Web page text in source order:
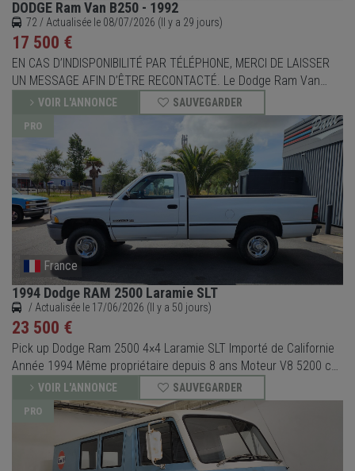
DODGE Ram Van B250 - 1992
72 / Actualisée le 08/07/2026 (Il y a 29 jours)
17 500 €
EN CAS D’INDISPONIBILITÉ PAR TÉLÉPHONE, MERCI DE LAISSER
UN MESSAGE AFIN D’ÊTRE RECONTACTÉ. Le Dodge Ram Van
B250 de 1992 est un van emblématique des années 90,
combinant espace, confort et style américain authentique.
Affichant 127 000 km (non garanti) et doté d’une boîte
automatique avec Overdr
VOIR L'ANNONCE SAUVEGARDER
PRO
France
1994 Dodge RAM 2500 Laramie SLT
/ Actualisée le 17/06/2026 (Il y a 50 jours)
23 500 €
Pick up Dodge Ram 2500 4×4 Laramie SLT Importé de Californie
Année 1994 Même propriétaire depuis 8 ans Moteur V8 5200 cc
Boite automatique 4 rapports 4 roues motrices Simple cabine 3
Bluetooth 134616 miles soit 216643 kms
VOIR L'ANNONCE SAUVEGARDER
PRO